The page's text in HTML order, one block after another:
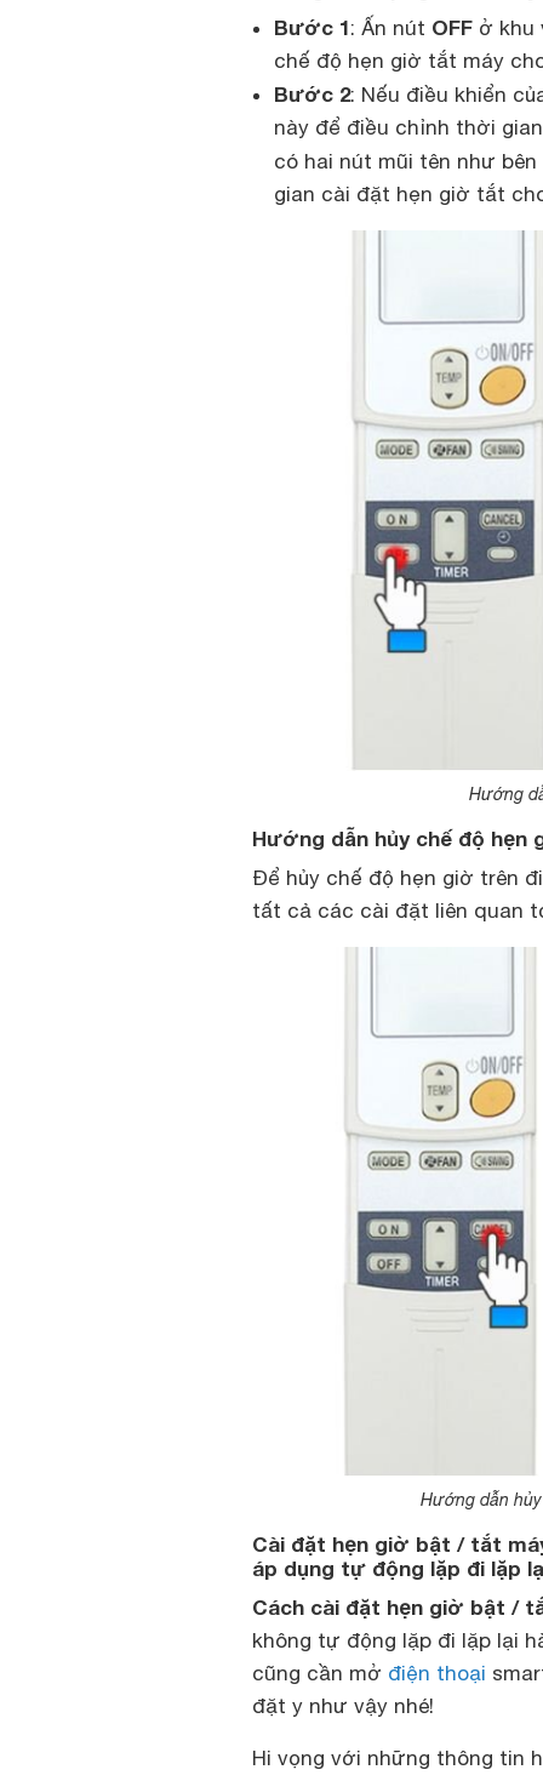
Bước 1: Ấn nút OFF ở
chế độ hẹn giờ tắt máy
Bước 2: Nếu điều khiển
này để điều chỉnh thời
có hai nút mũi tên như
gian cài đặt hẹn giờ tắt
Hướng
Hướng dẫn hủy chế độ hẹn
Để hủy chế độ hẹn giờ trên
tất cả các cài đặt liên quan
Hướng dẫn
Cài đặt hẹn giờ bật / tắt
áp dụng tự động lặp đi lặp
Cách cài đặt hẹn giờ bật /
không tự động lặp đi lặp lại
cũng cần mở điện thoại
đặt y như vậy nhé!
Hi vọng với những thông tin